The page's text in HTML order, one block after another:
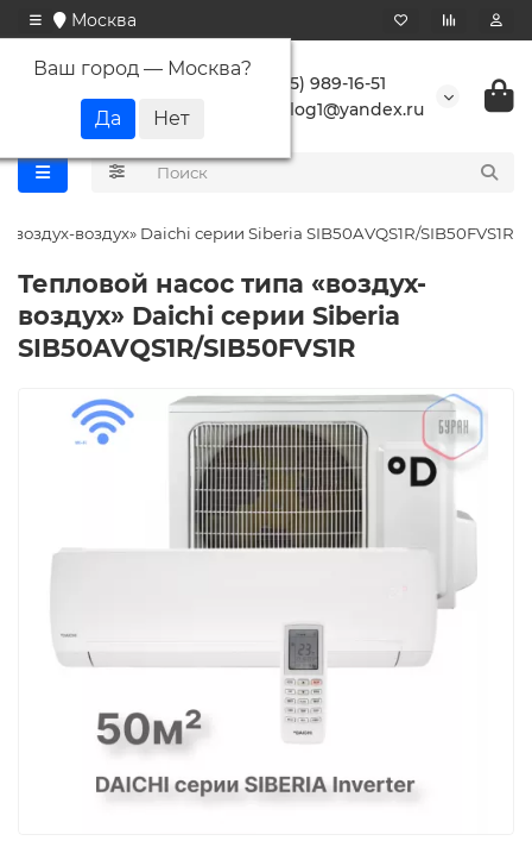
Москва
Ваш город — Москва?
+7 (495) 989-16-51
buranlog1@yandex.ru
воздух» Daichi серии Siberia SIB50AVQS1R/SIB50FVS1R
Тепловой насос типа «воздух-
воздух» Daichi серии Siberia
SIB50AVQS1R/SIB50FVS1R